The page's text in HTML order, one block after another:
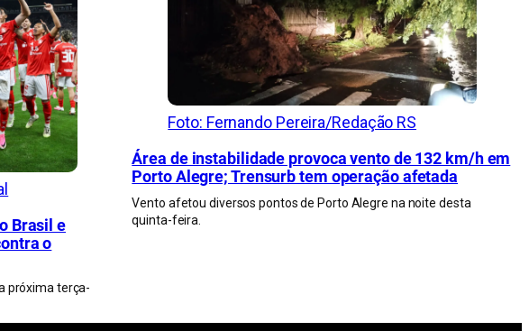
Brasil e
o
próxima terça-
Foto: Fernando Pereira/Redação RS
Área de instabilidade provoca vento de 132 km/h em
Porto Alegre; Trensurb tem operação afetada
Vento afetou diversos pontos de Porto Alegre na noite desta
quinta-feira.